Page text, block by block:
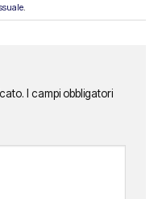
I campi obbligatori